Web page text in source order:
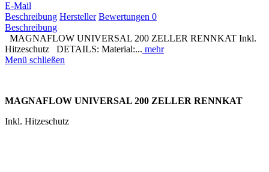
E-Mail
Beschreibung Hersteller Bewertungen 0
Beschreibung
MAGNAFLOW UNIVERSAL 200 ZELLER RENNKAT Inkl.
Hitzeschutz DETAILS: Material:... mehr
Menü schließen
MAGNAFLOW UNIVERSAL 200 ZELLER RENNKAT
Inkl. Hitzeschutz